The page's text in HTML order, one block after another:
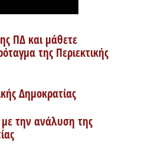
ΠΔ και μάθετε
της Περιεκτικής
Δημοκρατίας
την ανάλυση της